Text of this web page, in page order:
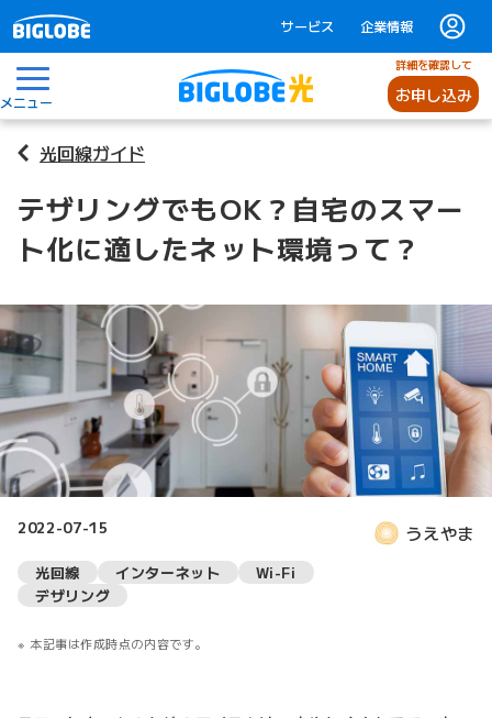
サービス 企業情報
メニュー
詳細を確認して
お申し込み
光回線ガイド
テザリングでもOK？自宅のスマー
ト化に適したネット環境って？
2022-07-15 うえやま
光回線 インターネット
Wi-Fi
デザリング
本記事は作成時点の内容です。